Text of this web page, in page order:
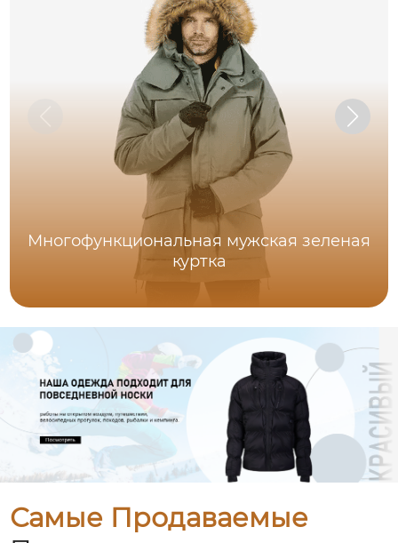
Многофункциональная мужская зеленая
куртка
Самые Продаваемые